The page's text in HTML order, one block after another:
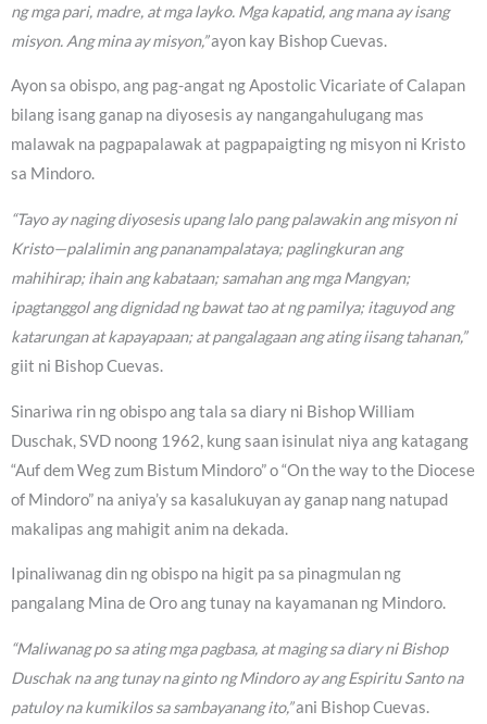
ng mga pari, madre, at mga layko. Mga kapatid, ang mana ay isang
misyon. Ang mina ay misyon,”ayon kay Bishop Cuevas.
Ayon sa obispo, ang pag-angat ng Apostolic Vicariate of Calapan
bilang isang ganap na diyosesis ay nangangahulugang mas
malawak na pagpapalawak at pagpapaigting ng misyon ni Kristo
sa Mindoro.
“Tayo ay naging diyosesis upang lalo pang palawakin ang misyon ni
Kristo—palalimin ang pananampalataya; paglingkuran ang
mahihirap; ihain ang kabataan; samahan ang mga Mangyan;
ipagtanggol ang dignidad ng bawat tao at ng pamilya; itaguyod ang
katarungan at kapayapaan; at pangalagaan ang ating iisang tahanan,”
giit ni Bishop Cuevas.
Sinariwa rin ng obispo ang tala sa diary ni Bishop William
Duschak, SVD noong 1962, kung saan isinulat niya ang katagang
“Auf dem Weg zum Bistum Mindoro” o “On the way to the Diocese
of Mindoro” na aniya’y sa kasalukuyan ay ganap nang natupad
makalipas ang mahigit anim na dekada.
Ipinaliwanag din ng obispo na higit pa sa pinagmulan ng
pangalang Mina de Oro ang tunay na kayamanan ng Mindoro.
“Maliwanag po sa ating mga pagbasa, at maging sa diary ni Bishop
Duschak na ang tunay na ginto ng Mindoro ay ang Espiritu Santo na
patuloy na kumikilos sa sambayanang ito,”ani Bishop Cuevas.